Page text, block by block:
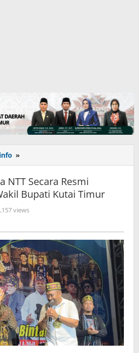
»
Budaya
Secara
Resmi
Kutai
Timur
NTT Secara Resmi
Bupati Kutai Timur
views